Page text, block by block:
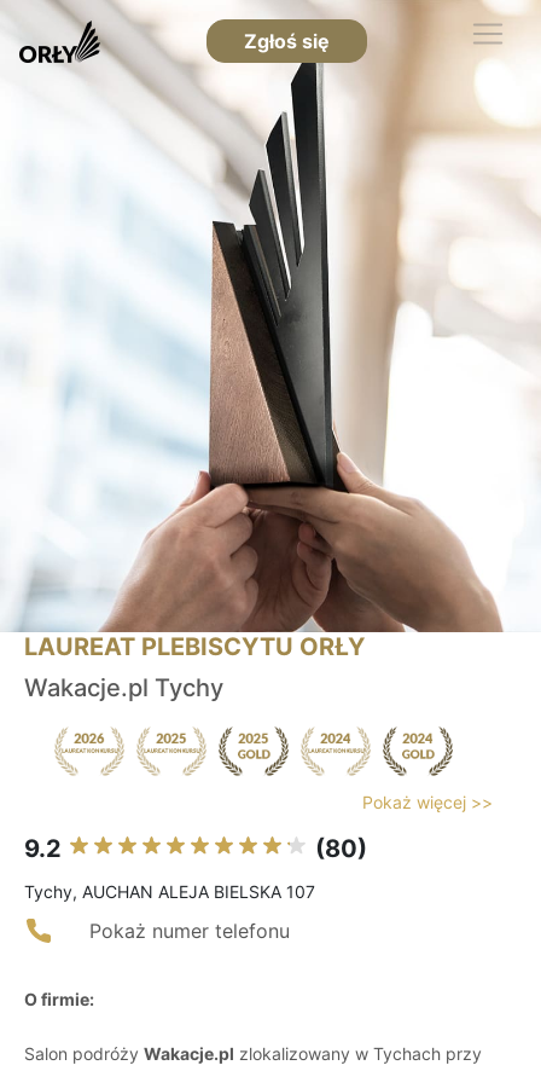
Zgłoś się
LAUREAT PLEBISCYTU ORŁY
Wakacje.pl Tychy
Pokaż więcej >>
9.2 (80)
Tychy, AUCHAN ALEJA BIELSKA 107
Pokaż numer telefonu
O firmie:
Salon podróży Wakacje.pl zlokalizowany w Tychach przy